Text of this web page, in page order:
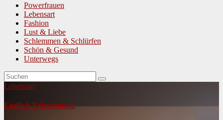
Powerfrauen
Lebensart
Fashion
Lust & Liebe
Schlemmen & Schlürfen
Schön & Gesund
Unterwegs
Lebensart
Endlich Erleuchtung